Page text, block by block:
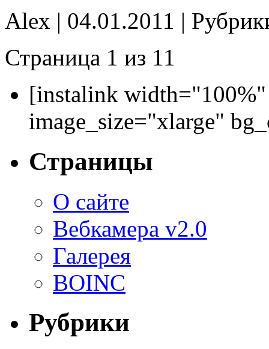
Alex | 04.01.2011 |
Страница 1 из 11
[instalink
image_size="xlarge"
Страницы
О сайте
Вебкамера v2.0
Галерея
BOINC
Рубрики